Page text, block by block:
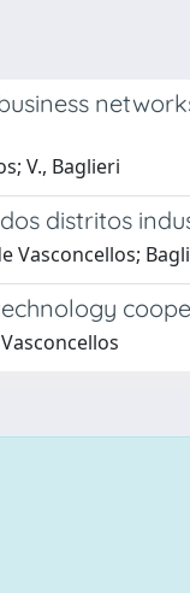
V., Baglieri
distritos
Vasconcellos;